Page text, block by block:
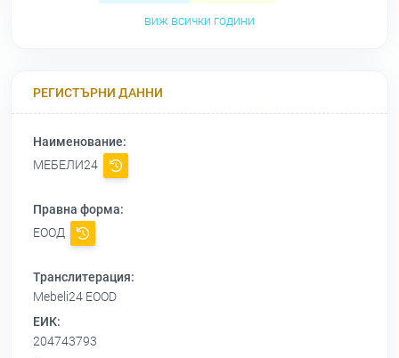
виж всички години
РЕГИСТЪРНИ ДАННИ
Наименование:
МЕБЕЛИ24
Правна форма:
ЕООД
Транслитерация:
Mebeli24 EOOD
ЕИК:
204743793